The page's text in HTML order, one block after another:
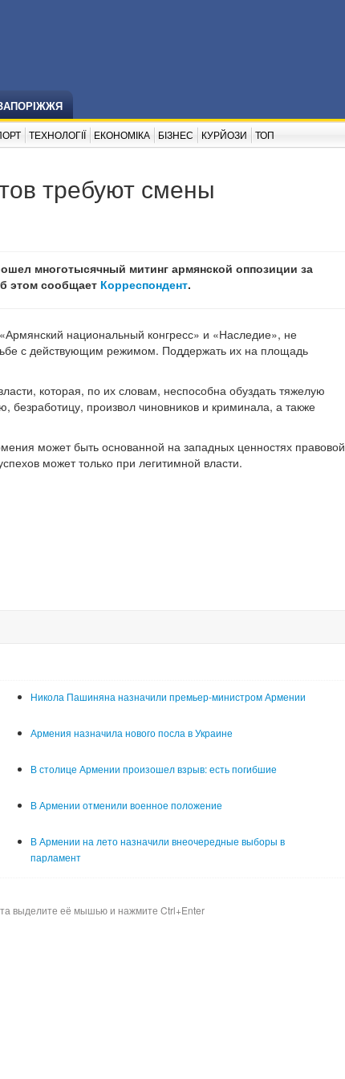
ТЕХНОЛОГІЇ ЕКОНОМІКА БІЗНЕС КУРЙОЗИ ТОП
требуют смены
многотысячный митинг армянской оппозиции за
этом сообщает Корреспондент.
национальный конгресс» и «Наследие», не
с действующим режимом. Поддержать их на площадь
которая, по их словам, неспособна обуздать тяжелую
произвол чиновников и криминала, а также
может быть основанной на западных ценностях правовой
может только при легитимной власти.
Никола Пашиняна назначили премьер-министром Армении
Армения назначила нового посла в Украине
В столице Армении произошел взрыв: есть погибшие
В Армении отменили военное положение
В Армении на лето назначили внеочередные выборы в
парламент
выделите её мышью и нажмите Ctrl+Enter